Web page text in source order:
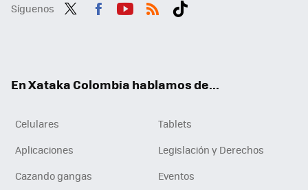
Síguenos
En Xataka Colombia hablamos de...
Celulares
Tablets
Aplicaciones
Legislación y Derechos
Cazando gangas
Eventos